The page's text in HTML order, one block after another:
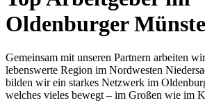
Oldenburger
Gemeinsam mit unseren Partnern arbeiten
lebenswerte Region im Nordwesten
bilden wir ein starkes Netzwerk im
welches vieles bewegt – im Großen wie im